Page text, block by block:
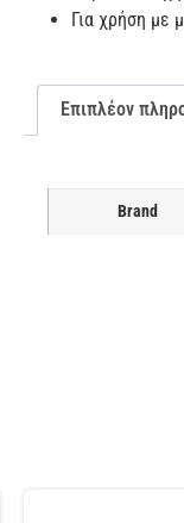
Για χρήση με
Επιπλέον
Brand